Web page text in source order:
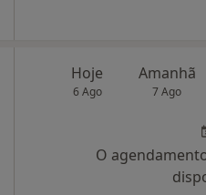
Hoje
6 Ago
Amanhã
7 Ago
O